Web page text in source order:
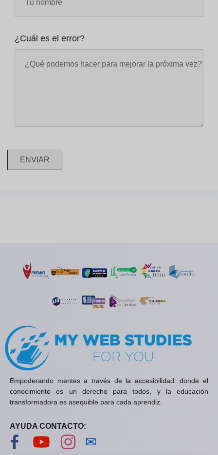
¿Cuál es el error?
ENVIAR
Empoderando mentes a través de la accesibilidad: donde el
conocimiento es un derecho para todos, y la educación
transformadora es asequible para cada aprendiz.
AYUDA CONTACTO:
Visítanos en Facebook
Visítanos en YouTube
Visítanos en Instagram
✉